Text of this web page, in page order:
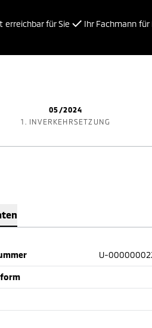
erreichbar für Sie Ihr Fachmann
05/2024
1. INVERKEHRSETZUNG
U-